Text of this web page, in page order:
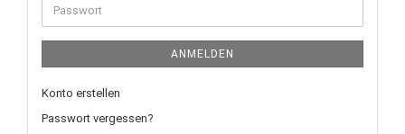
ANMELDEN
Konto erstellen
Passwort vergessen?